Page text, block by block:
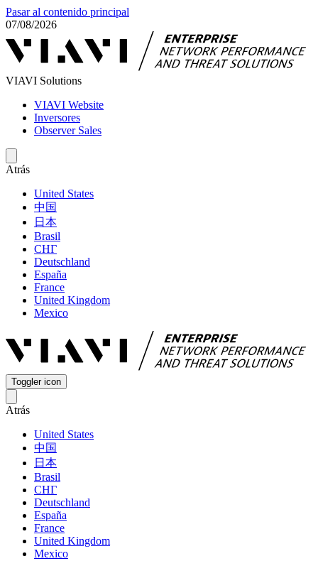
Pasar al contenido principal
07/08/2026
VIAVI Solutions
VIAVI Website
Inversores
Observer Sales
Atrás
United States
中国
日本
Brasil
СНГ
Deutschland
España
France
United Kingdom
Mexico
Toggler icon
Atrás
United States
中国
日本
Brasil
СНГ
Deutschland
España
France
United Kingdom
Mexico